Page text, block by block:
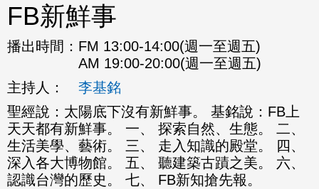
FB新鮮事
播出時間： FM 13:00-14:00(週一至週五)
AM 19:00-20:00(週一至週五)
主持人：
李基銘
聖經說：太陽底下沒有新鮮事。 基銘說：FB上
天天都有新鮮事。 一、 探索自然、生態。 二、
生活美學、藝術。 三、 走入知識的殿堂。 四、
深入各大博物館。 五、 聽建築古蹟之美。 六、
認識台灣的歷史。 七、 FB新知搶先報。